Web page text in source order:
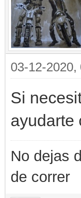
03-12-2020,
Si
ayudarte
No dejas
de correr